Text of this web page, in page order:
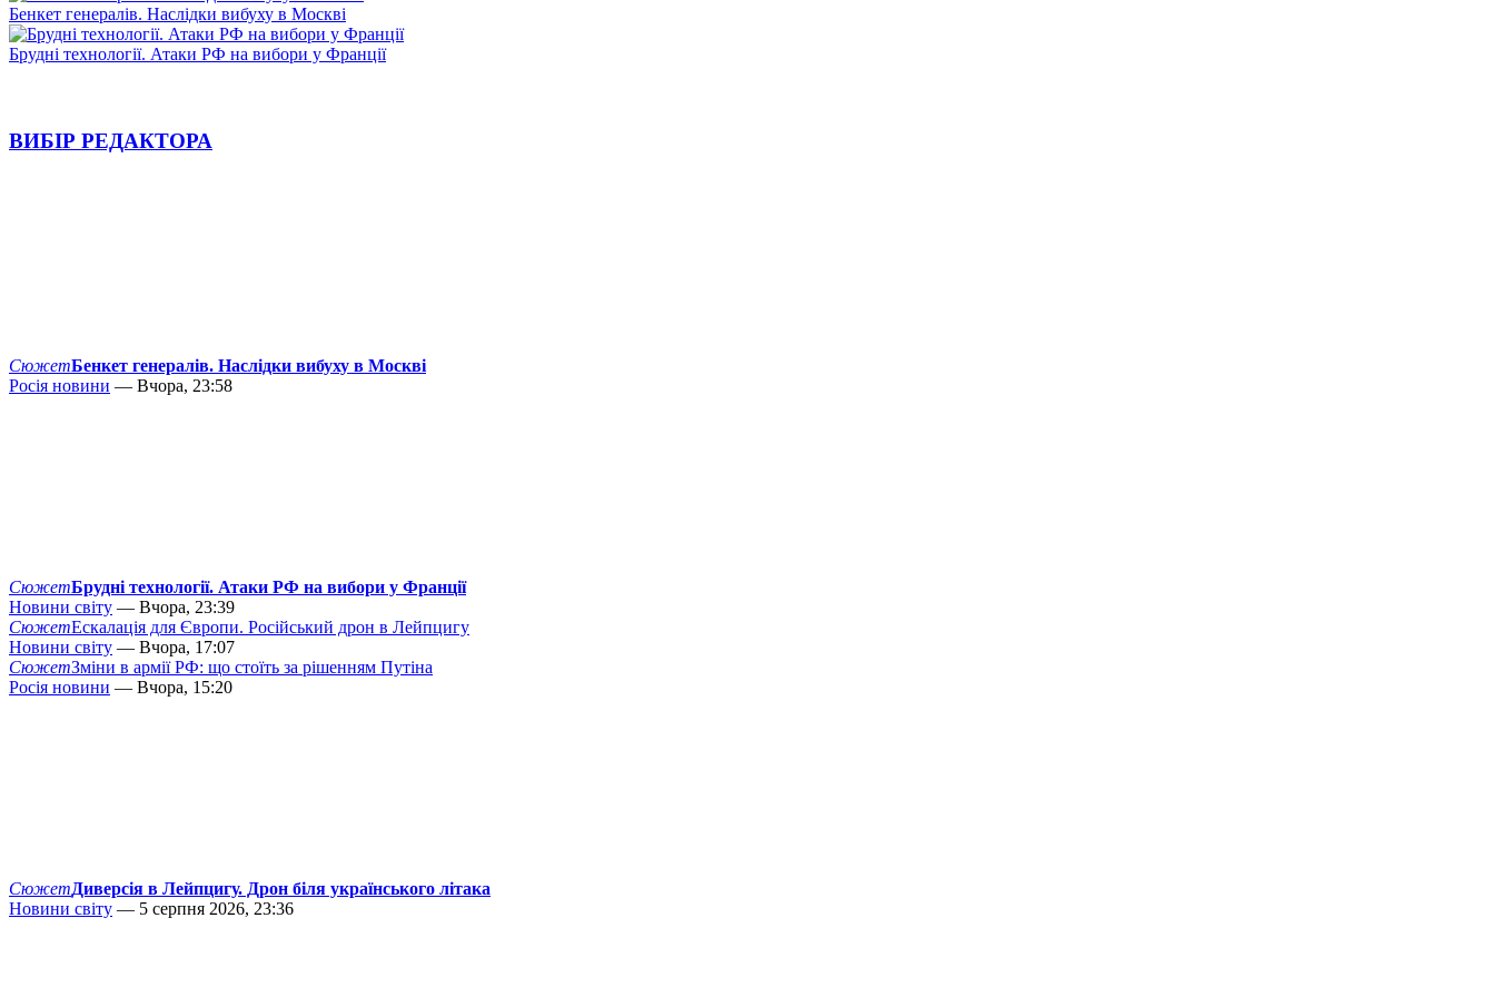
Бенкет генералів. Наслідки вибуху в Москві
Брудні технології. Атаки РФ на вибори у Франції
ВИБІР РЕДАКТОРА
СюжетБенкет генералів. Наслідки вибуху в Москві
Росія новини — Вчора, 23:58
СюжетБрудні технології. Атаки РФ на вибори у Франції
Новини світу — Вчора, 23:39
СюжетЕскалація для Європи. Російський дрон в Лейпцигу
Новини світу — Вчора, 17:07
СюжетЗміни в армії РФ: що стоїть за рішенням Путіна
Росія новини — Вчора, 15:20
СюжетДиверсія в Лейпцигу. Дрон біля українського літака
Новини світу — 5 серпня 2026, 23:36